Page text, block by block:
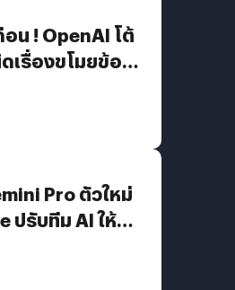
น ! OpenAI โต้
เรื่องขโมยข้อมูล
Pro ตัวใหม่
ปรับทีม AI ให้